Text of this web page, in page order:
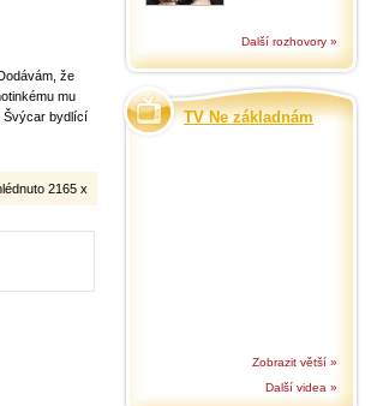
že
mu
Švýcar bydlící
2165 x
Další rozhovory »
TV Ne základnám
Zobrazit větší »
Další videa »